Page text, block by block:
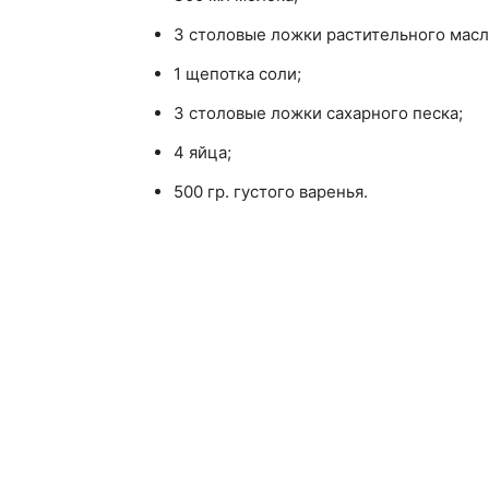
3 столовые ложки растительного
1 щепотка соли;
3 столовые ложки сахарного песка;
4 яйца;
500 гр. густого варенья.